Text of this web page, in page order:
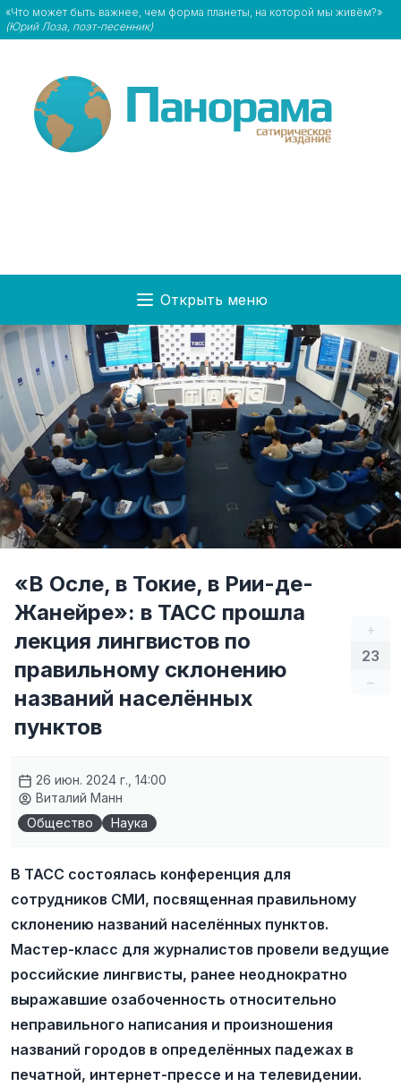
«Что может быть важнее, чем форма планеты, на которой мы живём?»
(Юрий Лоза, поэт-песенник)
Открыть меню
+
23
–
«В Осле, в Токие, в Рии-де-
Жанейре»: в ТАСС прошла
лекция лингвистов по
правильному склонению
названий населённых
пунктов
26 июн. 2024 г., 14:00
Виталий Манн
Общество
Наука
В ТАСС состоялась конференция для
сотрудников СМИ, посвященная правильному
склонению названий населённых пунктов.
Мастер-класс для журналистов провели ведущие
российские лингвисты, ранее неоднократно
выражавшие озабоченность относительно
неправильного написания и произношения
названий городов в определённых падежах в
печатной, интернет-прессе и на телевидении.